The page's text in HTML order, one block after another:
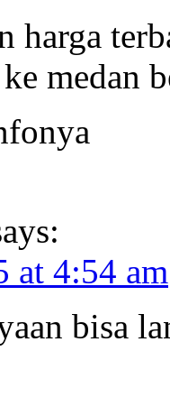
harga
medan
at 4:54 am
bisa